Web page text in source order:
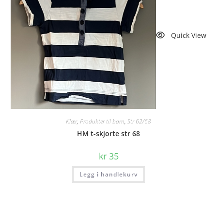
Quick View
Klær, Produkter til barn, Str 62/68
HM t-skjorte str 68
kr35
Legg i handlekurv